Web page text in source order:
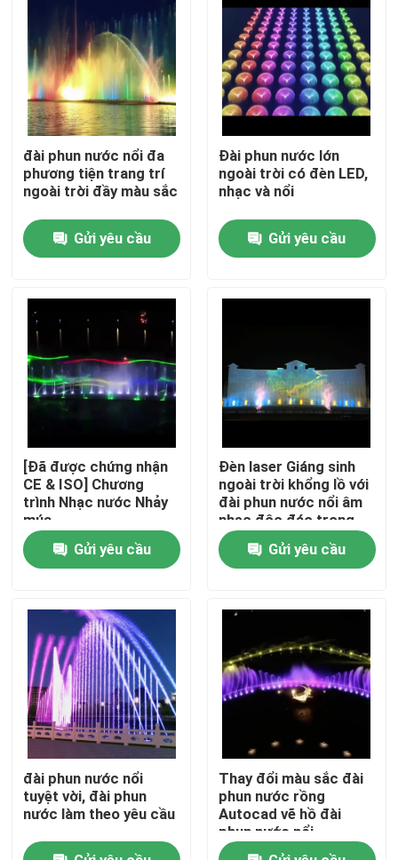
Nhà
Sản phẩm
Về chúng tôi
Tham quan nhà máy
Kiểm soát chất lượng
Liên hệ chúng tôi
Yêu cầu báo giá
đài phun nước nổi
Các đài phun nước hồ
đài phun nước âm nhạc
đài phun nước nổi đa
phương tiện trang trí
ngoài trời đầy màu sắc
Gửi yêu cầu
Đài phun nước lớn
ngoài trời có đèn LED,
nhạc và nổi
Gửi yêu cầu
[Đã được chứng nhận
CE & ISO] Chương
trình Nhạc nước Nhảy
múa
Gửi yêu cầu
Đèn laser Giáng sinh
ngoài trời khổng lồ với
đài phun nước nổi âm
nhạc độc đáo trong
hồ
Gửi yêu cầu
đài phun nước nổi
tuyệt vời, đài phun
nước làm theo yêu cầu
Thay đổi màu sắc đài
phun nước rồng
Autocad vẽ hồ đài
phun nước nổi